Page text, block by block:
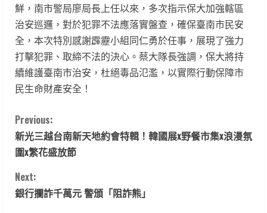
鮮，南市警局廖局長上任以來，多次指示保大加強轄區
治安巡邏，對於犯罪不法應落實盤查，確保臺南市民安
全，本次特別感謝霹靂小組同仁勇於任事，展現了強力
打擊犯罪、取締不法的決心。蔡大隊長強調，保大將持
續維護臺南市治安，杜絕毒品氾濫，以實際行動保障市
民生命財產安全！
C
o
n
t
Previous:
新光三越台南新天地約會特輯！韓國展x野餐市集x浪漫氛
圍x繁花盛放節
Next:
銀行攔詐千萬元 警頒「阻詐熊」